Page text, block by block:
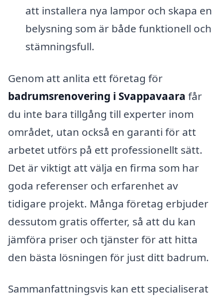
att installera nya lampor och skapa en
belysning som är både funktionell och
stämningsfull.
Genom att anlita ett företag för
badrumsrenovering i Svappavaara får
du inte bara tillgång till experter inom
området, utan också en garanti för att
arbetet utförs på ett professionellt sätt.
Det är viktigt att välja en firma som har
goda referenser och erfarenhet av
tidigare projekt. Många företag erbjuder
dessutom gratis offerter, så att du kan
jämföra priser och tjänster för att hitta
den bästa lösningen för just ditt badrum.
Sammanfattningsvis kan ett specialiserat